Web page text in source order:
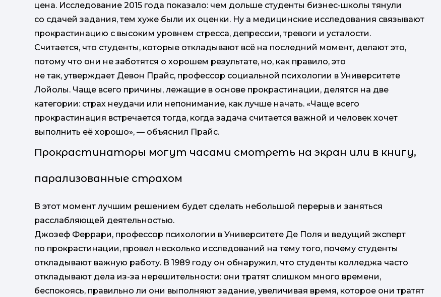
цена. Исследование 2015 года показало: чем дольше студенты бизнес-школы тянули
со сдачей задания, тем хуже были их оценки. Ну а медицинские исследования связывают
прокрастинацию с высоким уровнем стресса, депрессии, тревоги и усталости.
Считается, что студенты, которые откладывают всё на последний момент, делают это,
потому что они не заботятся о хорошем результате, но, как правило, это
не так, утверждает Девон Прайс, профессор социальной психологии в Университете
Лойолы. Чаще всего причины, лежащие в основе прокрастинации, делятся на две
категории: страх неудачи или непонимание, как лучше начать. «Чаще всего
прокрастинация встречается тогда, когда задача считается важной и человек хочет
выполнить её хорошо», — объяснил Прайс.
Прокрастинаторы могут часами смотреть на экран или в книгу,
парализованные страхом
В этот момент лучшим решением будет сделать небольшой перерыв и заняться
расслабляющей деятельностью.
Джозеф Феррари, профессор психологии в Университете Де Поля и ведущий эксперт
по прокрастинации, провел несколько исследований на тему того, почему студенты
откладывают важную работу. В 1989 году он обнаружил, что студенты колледжа часто
откладывают дела из-за нерешительности: они тратят слишком много времени,
беспокоясь, правильно ли они выполняют задание, увеличивая время, которое они тратят